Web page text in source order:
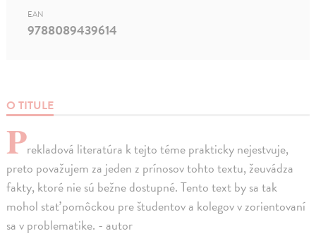
O TITULE
Prekladová literatúra k tejto téme prakticky nejestvuje,
preto považujem za jeden z prínosov tohto textu, žeuvádza
fakty, ktoré nie sú bežne dostupné. Tento text by sa tak
mohol stať pomôckou pre študentov a kolegov v zorientovaní
sa v problematike. - autor
EAN
9788089439614